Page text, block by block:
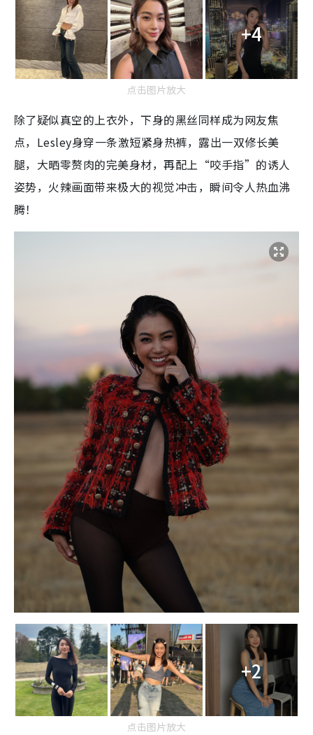
+4
点击图片放大
除了疑似真空的上衣外，下身的黑丝同样成为网友焦
点，Lesley身穿一条激短紧身热裤，露出一双修长美
腿，大晒零赘肉的完美身材，再配上“咬手指”的诱人
姿势，火辣画面带来极大的视觉冲击，瞬间令人热血沸
腾！
+2
点击图片放大